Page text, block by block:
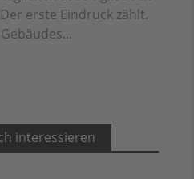
erste Eindruck zählt.
interessieren